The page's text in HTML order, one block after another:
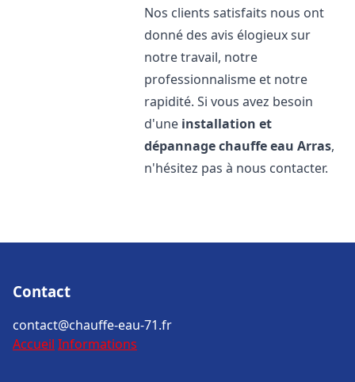
Nos clients satisfaits nous ont
donné des avis élogieux sur
notre travail, notre
professionnalisme et notre
rapidité. Si vous avez besoin
d'une installation et
dépannage chauffe eau Arras,
n'hésitez pas à nous contacter.
Contact
contact@chauffe-eau-71.fr
Accueil Informations